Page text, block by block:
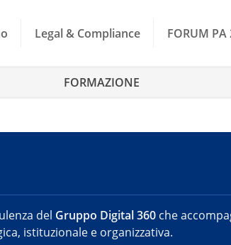
Legal & Compliance FORUM
FORMAZIONE
del Gruppo Digital 360 che
istituzionale e organizzativa.